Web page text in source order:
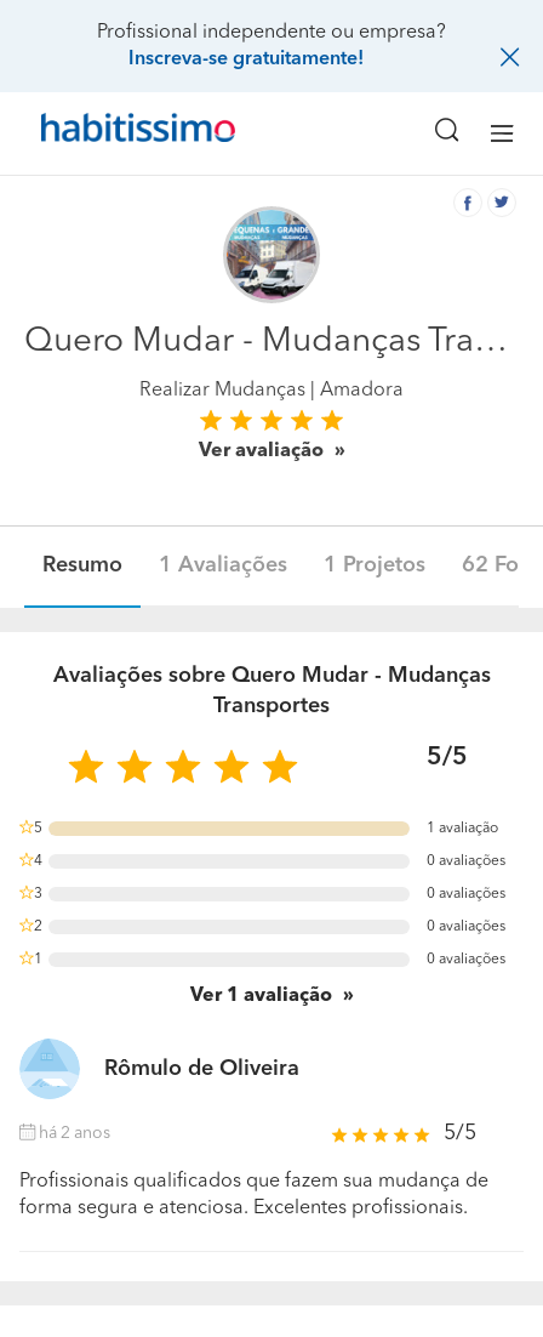
Profissional independente ou empresa?
Inscreva-se gratuitamente!
Quero Mudar - Mudanças Transportes
Realizar Mudanças Amadora
Ver avaliação
Resumo 1 Avaliações 1 Projetos 62
Avaliações sobre Quero Mudar - Mudanças
Transportes
5/5
5 1 avaliação
100%
4 0 avaliações
3 0 avaliações
2 0 avaliações
1 0 avaliações
Ver 1 avaliação
Rômulo de Oliveira
há 2 anos 5/5
Profissionais qualificados que fazem sua mudança de
forma segura e atenciosa. Excelentes profissionais.